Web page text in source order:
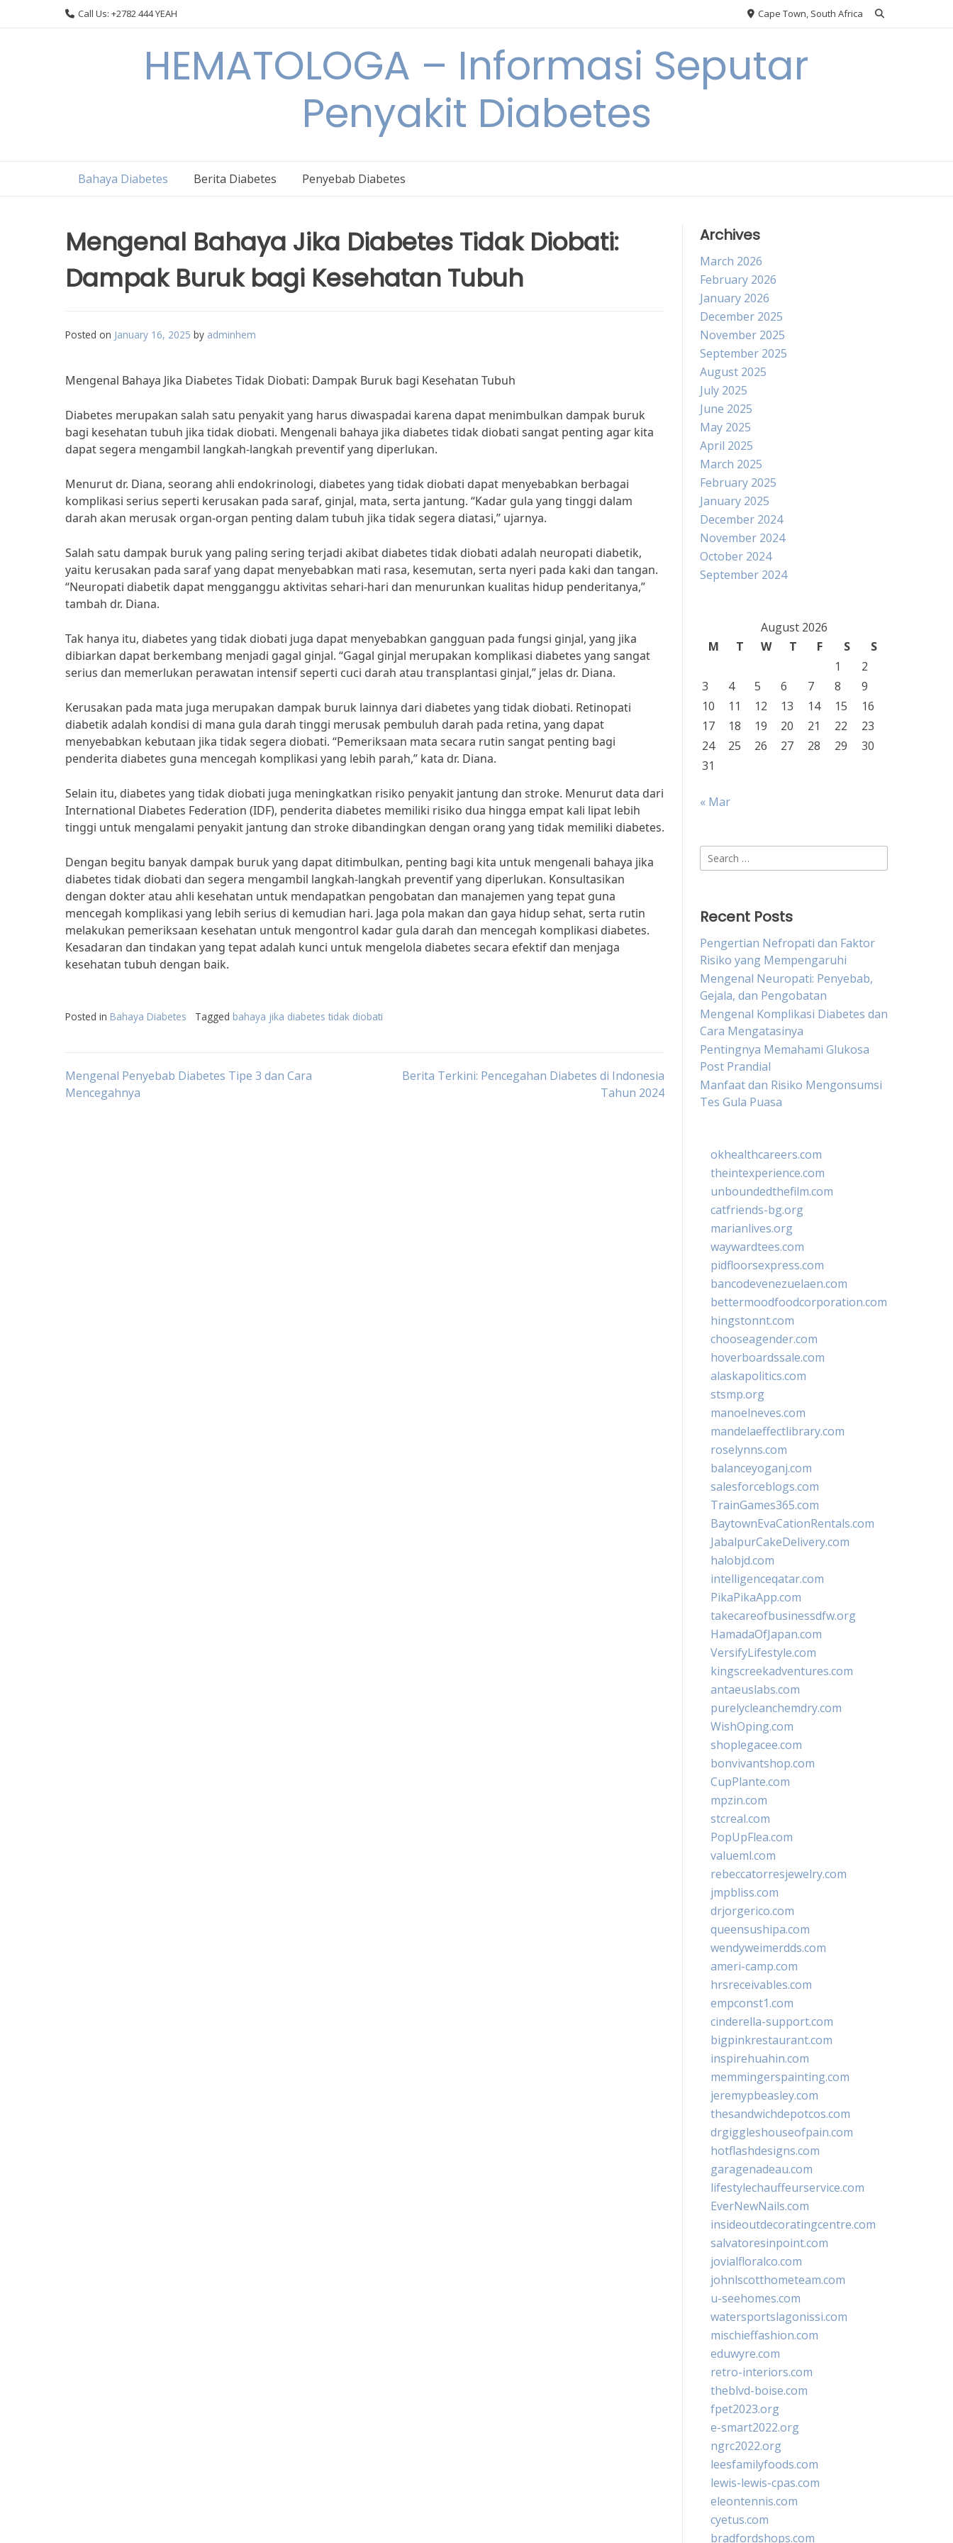
Call Us: +2782 444 YEAH Cape Town, South Africa
HEMATOLOGA – Informasi Seputar
Penyakit Diabetes
Bahaya Diabetes Berita Diabetes Penyebab Diabetes
Mengenal Bahaya Jika Diabetes Tidak Diobati:
Dampak Buruk bagi Kesehatan Tubuh
Posted on January 16, 2025 by adminhem
Mengenal Bahaya Jika Diabetes Tidak Diobati: Dampak Buruk bagi Kesehatan Tubuh
Diabetes merupakan salah satu penyakit yang harus diwaspadai karena dapat menimbulkan dampak buruk
bagi kesehatan tubuh jika tidak diobati. Mengenali bahaya jika diabetes tidak diobati sangat penting agar kita
dapat segera mengambil langkah-langkah preventif yang diperlukan.
Menurut dr. Diana, seorang ahli endokrinologi, diabetes yang tidak diobati dapat menyebabkan berbagai
komplikasi serius seperti kerusakan pada saraf, ginjal, mata, serta jantung. “Kadar gula yang tinggi dalam
darah akan merusak organ-organ penting dalam tubuh jika tidak segera diatasi,” ujarnya.
Salah satu dampak buruk yang paling sering terjadi akibat diabetes tidak diobati adalah neuropati diabetik,
yaitu kerusakan pada saraf yang dapat menyebabkan mati rasa, kesemutan, serta nyeri pada kaki dan tangan.
“Neuropati diabetik dapat mengganggu aktivitas sehari-hari dan menurunkan kualitas hidup penderitanya,”
tambah dr. Diana.
Tak hanya itu, diabetes yang tidak diobati juga dapat menyebabkan gangguan pada fungsi ginjal, yang jika
dibiarkan dapat berkembang menjadi gagal ginjal. “Gagal ginjal merupakan komplikasi diabetes yang sangat
serius dan memerlukan perawatan intensif seperti cuci darah atau transplantasi ginjal,” jelas dr. Diana.
Kerusakan pada mata juga merupakan dampak buruk lainnya dari diabetes yang tidak diobati. Retinopati
diabetik adalah kondisi di mana gula darah tinggi merusak pembuluh darah pada retina, yang dapat
menyebabkan kebutaan jika tidak segera diobati. “Pemeriksaan mata secara rutin sangat penting bagi
penderita diabetes guna mencegah komplikasi yang lebih parah,” kata dr. Diana.
Selain itu, diabetes yang tidak diobati juga meningkatkan risiko penyakit jantung dan stroke. Menurut data dari
International Diabetes Federation (IDF), penderita diabetes memiliki risiko dua hingga empat kali lipat lebih
tinggi untuk mengalami penyakit jantung dan stroke dibandingkan dengan orang yang tidak memiliki diabetes.
Dengan begitu banyak dampak buruk yang dapat ditimbulkan, penting bagi kita untuk mengenali bahaya jika
diabetes tidak diobati dan segera mengambil langkah-langkah preventif yang diperlukan. Konsultasikan
dengan dokter atau ahli kesehatan untuk mendapatkan pengobatan dan manajemen yang tepat guna
mencegah komplikasi yang lebih serius di kemudian hari. Jaga pola makan dan gaya hidup sehat, serta rutin
melakukan pemeriksaan kesehatan untuk mengontrol kadar gula darah dan mencegah komplikasi diabetes.
Kesadaran dan tindakan yang tepat adalah kunci untuk mengelola diabetes secara efektif dan menjaga
kesehatan tubuh dengan baik.
Posted in Bahaya Diabetes Tagged bahaya jika diabetes tidak diobati
Post
Mengenal Penyebab Diabetes Tipe 3 dan Cara
Mencegahnya
Berita Terkini: Pencegahan Diabetes di Indonesia
Tahun 2024
Archives
March 2026
February 2026
January 2026
December 2025
November 2025
September 2025
August 2025
July 2025
June 2025
May 2025
April 2025
March 2025
February 2025
January 2025
December 2024
November 2024
October 2024
September 2024
August 2026
M
T W T F S
S
1
2
3
4 5 6 7 8
9
10
11 12 13 14 15
16
17
18 19 20 21 22
23
24
25 26 27 28 29
30
31
« Mar
Search
for:
Recent Posts
Pengertian Nefropati dan Faktor
Risiko yang Mempengaruhi
Mengenal Neuropati: Penyebab,
Gejala, dan Pengobatan
Mengenal Komplikasi Diabetes dan
Cara Mengatasinya
Pentingnya Memahami Glukosa
Post Prandial
Manfaat dan Risiko Mengonsumsi
Tes Gula Puasa
okhealthcareers.com
theintexperience.com
unboundedthefilm.com
catfriends-bg.org
marianlives.org
waywardtees.com
pidfloorsexpress.com
bancodevenezuelaen.com
bettermoodfoodcorporation.com
hingstonnt.com
chooseagender.com
hoverboardssale.com
alaskapolitics.com
stsmp.org
manoelneves.com
mandelaeffectlibrary.com
roselynns.com
balanceyoganj.com
salesforceblogs.com
TrainGames365.com
BaytownEvaCationRentals.com
JabalpurCakeDelivery.com
halobjd.com
intelligenceqatar.com
PikaPikaApp.com
takecareofbusinessdfw.org
HamadaOfJapan.com
VersifyLifestyle.com
kingscreekadventures.com
antaeuslabs.com
purelycleanchemdry.com
WishOping.com
shoplegacee.com
bonvivantshop.com
CupPlante.com
mpzin.com
stcreal.com
PopUpFlea.com
valueml.com
rebeccatorresjewelry.com
jmpbliss.com
drjorgerico.com
queensushipa.com
wendyweimerdds.com
ameri-camp.com
hrsreceivables.com
empconst1.com
cinderella-support.com
bigpinkrestaurant.com
inspirehuahin.com
memmingerspainting.com
jeremypbeasley.com
thesandwichdepotcos.com
drgiggleshouseofpain.com
hotflashdesigns.com
garagenadeau.com
lifestylechauffeurservice.com
EverNewNails.com
insideoutdecoratingcentre.com
salvatoresinpoint.com
jovialfloralco.com
johnlscotthometeam.com
u-seehomes.com
watersportslagonissi.com
mischieffashion.com
eduwyre.com
retro-interiors.com
theblvd-boise.com
fpet2023.org
e-smart2022.org
ngrc2022.org
leesfamilyfoods.com
lewis-lewis-cpas.com
eleontennis.com
cyetus.com
bradfordshops.com